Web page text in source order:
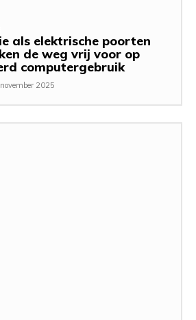
als elektrische poorten
de weg vrij voor op
computergebruik
2025